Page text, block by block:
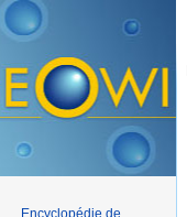
Encyclopédie de